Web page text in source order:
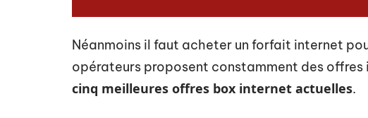
Néanmoins il faut acheter un forfait internet
opérateurs proposent constamment des offres
cinq meilleures offres box internet actuelles.